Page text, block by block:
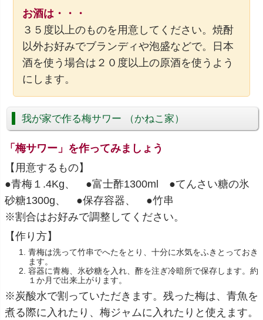
お酒は・・・
３５度以上のものを用意してください。焼酎
以外お好みでブランディや泡盛などで。日本
酒を使う場合は２０度以上の原酒を使うよう
にします。
我が家で作る梅サワー （かねこ家）
「梅サワー」を作ってみましょう
【用意するもの】
●青梅１.4Kg、 ●富士酢1300ml ●てんさい糖の氷
砂糖1300g、 ●保存容器、 ●竹串
※割合はお好みで調整してください。
【作り方】
青梅は洗って竹串でへたをとり、十分に水気をふきとっておき
ます。
容器に青梅、氷砂糖を入れ、酢を注ぎ冷暗所で保存します。約
１か月で出来上がります。
※炭酸水で割っていただきます。残った梅は、青魚を
煮る際に入れたり、梅ジャムに入れたりと使えます。